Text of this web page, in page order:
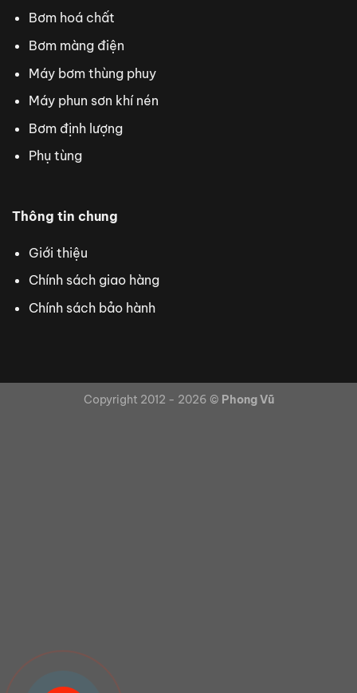
Bơm hoá chất
Bơm màng điện
Máy bơm thùng phuy
Máy phun sơn khí nén
Bơm định lượng
Phụ tùng
Thông tin chung
Giới thiệu
Chính sách giao hàng
Chính sách bảo hành
Copyright 2012 - 2026 © Phong Vũ